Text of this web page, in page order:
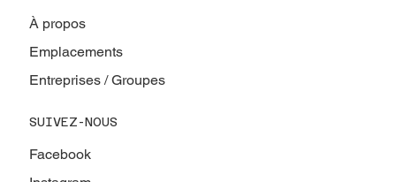
À propos
Emplacements
Entreprises / Groupes
SUIVEZ-NOUS
Facebook